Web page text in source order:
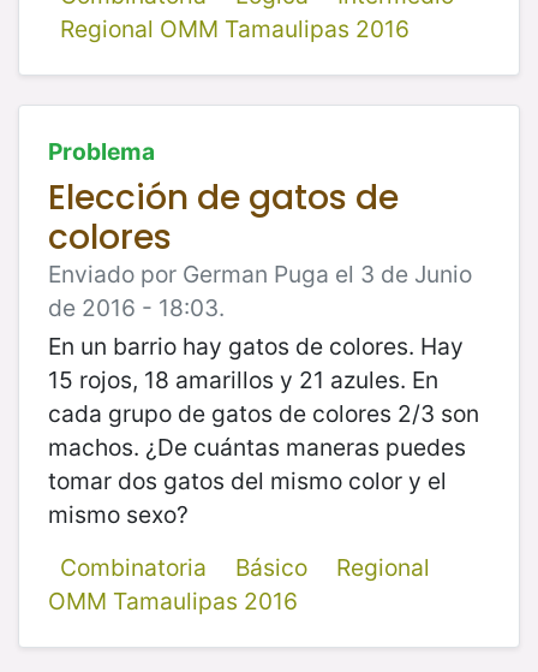
Regional OMM Tamaulipas 2016
Problema
Elección de gatos de
colores
Enviado por German Puga el 3 de Junio
de 2016 - 18:03.
En un barrio hay gatos de colores. Hay
15 rojos, 18 amarillos y 21 azules. En
cada grupo de gatos de colores 2/3 son
machos. ¿De cuántas maneras puedes
tomar dos gatos del mismo color y el
mismo sexo?
Combinatoria
Básico
Regional
OMM Tamaulipas 2016